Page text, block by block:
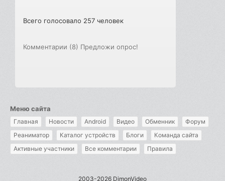
Всего голосовало 257 человек
Комментарии (8) Предложи опрос!
Меню сайта
Главная Новости Android Видео Обменник
Форум
Реаниматор
Каталог устройств Блоги
Команда сайта
Активные участники
Все комментарии Правила
2003-2026 DimonVideo